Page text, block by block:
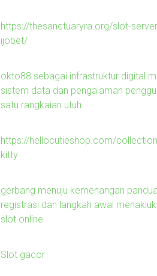
https://thesanctuaryra.org/slot-
ijobet/
okto88 sebagai infrastruktur digital
sistem data dan pengalaman
satu rangkaian utuh
https://hellocutieshop.com/
kitty
gerbang menuju kemenangan
registrasi dan langkah awal
slot online
Slot gacor